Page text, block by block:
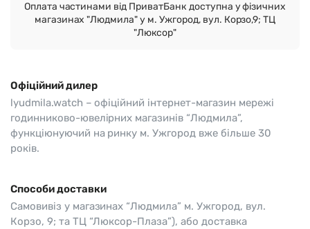
Оплата частинами від ПриватБанк доступна у фізичних
магазинах "Людмила" у м. Ужгород, вул. Корзо,9; ТЦ
"Люксор"
Офіційний дилер
lyudmila.watch – офіційний інтернет-магазин мережі
годинниково-ювелірних магазинів “Людмила”,
функціюнуючий на ринку м. Ужгород вже більше 30
років.
Способи доставки
Самовивіз у магазинах “Людмила” м. Ужгород, вул.
Корзо, 9; та ТЦ “Люксор-Плаза”), або доставка